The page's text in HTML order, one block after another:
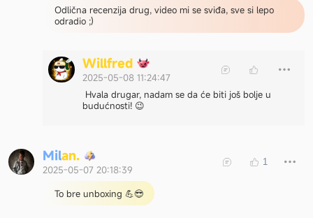
Odlična recenzija drug, video mi se sviđa, sve si lepo
odradio ;)
Willfred
2025-05-08 11:24:47
Hvala drugar, nadam se da će biti još bolje u
budućnosti! 😉
Milan.
2025-05-07 20:18:39
1
To bre unboxing 💪😎